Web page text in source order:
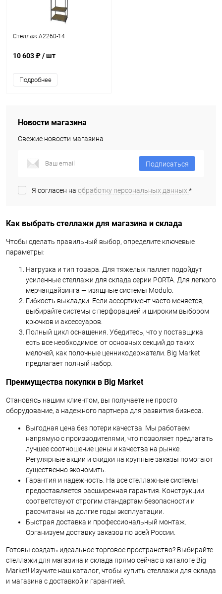
Стеллаж A2260-14
10 603 ₽/ шт
Подробнее
Новости магазина
Свежие новости магазина
Подписаться
Я согласен на обработку персональных данных.*
Как выбрать стеллажи для магазина и склада
Чтобы сделать правильный выбор, определите ключевые
параметры:
Нагрузка и тип товара. Для тяжелых паллет подойдут
усиленные стеллажи для склада серии PORTA. Для легкого
мерчандайзинга — изящные системы Modulo.
Гибкость выкладки. Если ассортимент часто меняется,
выбирайте системы с перфорацией и широким выбором
крючков и аксессуаров.
Полный цикл оснащения. Убедитесь, что у поставщика
есть все необходимое: от основных секций до таких
мелочей, как полочные ценникодержатели. Big Market
предлагает полный набор.
Преимущества покупки в Big Market
Становясь нашим клиентом, вы получаете не просто
оборудование, а надежного партнера для развития бизнеса.
Выгодная цена без потери качества. Мы работаем
напрямую с производителями, что позволяет предлагать
лучшее соотношение цены и качества на рынке.
Регулярные акции и скидки на крупные заказы помогают
существенно экономить.
Гарантия и надежность. На все стеллажные системы
предоставляется расширенная гарантия. Конструкции
соответствуют строгим стандартам безопасности и
рассчитаны на долгие годы эксплуатации.
Быстрая доставка и профессиональный монтаж.
Организуем доставку заказов по всей России.
Готовы создать идеальное торговое пространство? Выбирайте
стеллажи для магазина и склада прямо сейчас в каталоге Big
Market! Изучите наш каталог, чтобы купить стеллажи для склада
и магазина с доставкой и гарантией.